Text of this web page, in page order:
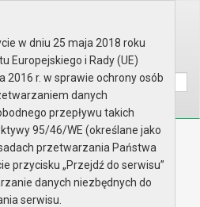
Wyszukaj na stronie:
A AA
Publicznej
i Gminy w Gryfinie
w dniu 25 maja 2018 roku
Europejskiego i Rady (UE)
2016 r. w sprawie ochrony osób
danych
przepływu takich
95/46/WE (określane jako
przetwarzania Państwa
przycisku „Przejdź do serwisu”
danych niezbędnych do
serwisu.